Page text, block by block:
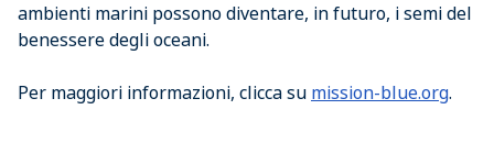
ambienti marini possono diventare, in futuro, i semi del
benessere degli oceani.
Per maggiori informazioni, clicca su mission-blue.org.